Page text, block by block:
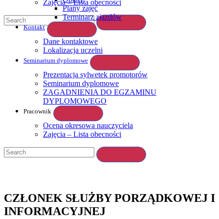
Zajęcia – Lista obecności
Plany zajęć
Terminarz zjazdów
Kontakt
Dane kontaktowe
Lokalizacja uczelni
Seminarium dyplomowe
Prezentacja sylwetek promotorów
Seminarium dyplomowe
ZAGADNIENIA DO EGZAMINU
DYPLOMOWEGO
Pracownik
Ocena okresowa nauczyciela
Zajęcia – Lista obecności
CZŁONEK SŁUŻBY PORZĄDKOWEJ I
INFORMACYJNEJ